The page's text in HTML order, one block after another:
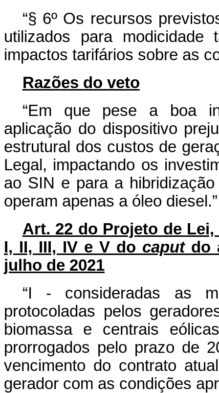
“§ 6º Os recursos
utilizados para
impactos tarifários sobre as
Razões do veto
“Em que pese a boa
aplicação do dispositivo
estrutural dos custos de
Legal, impactando os
ao SIN e para a
operam apenas a óleo
Art. 22 do Projeto de
I, II, III, IV e V do caputdo
julho de 2021
“I - consideradas as
protocoladas pelos
biomassa e centrais
prorrogados pelo prazo de
vencimento do contrato
gerador com as condições